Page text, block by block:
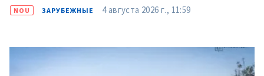
NOU ЗАРУБЕЖНЫЕ 4 августа 2026 г., 11:59